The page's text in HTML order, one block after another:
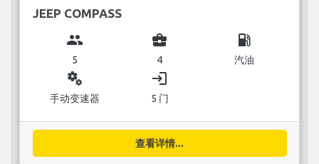
JEEP COMPASS
group
5
business_center
4
local_gas_station
汽油
miscellaneous_services
手动变速器
login
5 门
查看详情...